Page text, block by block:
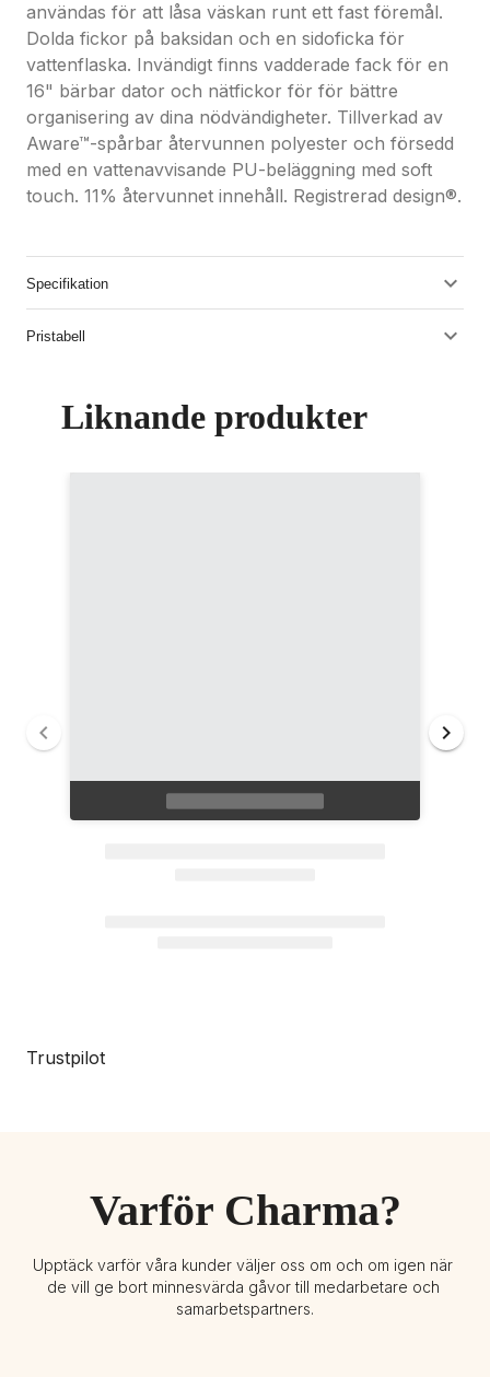
användas för att låsa väskan runt ett fast föremål.
Dolda fickor på baksidan och en sidoficka för
vattenflaska. Invändigt finns vadderade fack för en
16" bärbar dator och nätfickor för för bättre
organisering av dina nödvändigheter. Tillverkad av
Aware™-spårbar återvunnen polyester och försedd
med en vattenavvisande PU-beläggning med soft
touch. 11% återvunnet innehåll. Registrerad design®.
Specifikation
Pristabell
Liknande produkter
Trustpilot
Varför Charma?
Upptäck varför våra kunder väljer oss om och om igen när
de vill ge bort minnesvärda gåvor till medarbetare och
samarbetspartners.